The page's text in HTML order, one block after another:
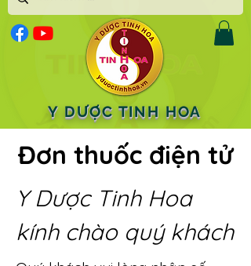
Y DƯỢC TINH HOA
Đơn thuốc điện tử
Y Dược Tinh Hoa
kính chào quý khách